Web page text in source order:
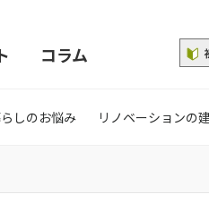
コラム
しのお悩み リノベーションの